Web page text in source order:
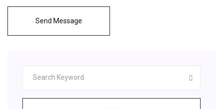
Send Message